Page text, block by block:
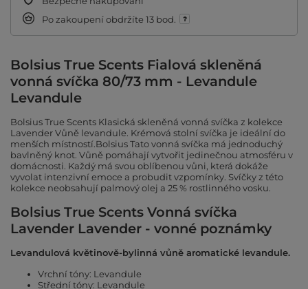
Po zakoupení obdržíte 13 bod.
Bolsius True Scents Fialová skleněná
vonná svíčka 80/73 mm - Levandule
Levandule
Bolsius True Scents Klasická skleněná vonná svíčka z kolekce
Lavender Vůně levandule. Krémová stolní svíčka je ideální do
menších místností.Bolsius Tato vonná svíčka má jednoduchý
bavlněný knot. Vůně pomáhají vytvořit jedinečnou atmosféru v
domácnosti. Každý má svou oblíbenou vůni, která dokáže
vyvolat intenzivní emoce a probudit vzpomínky. Svíčky z této
kolekce neobsahují palmový olej a 25 % rostlinného vosku.
Bolsius True Scents Vonná svíčka
Lavender Lavender - vonné poznámky
Levandulová květinově-bylinná vůně aromatické levandule.
Vrchní tóny: Levandule
Střední tóny: Levandule